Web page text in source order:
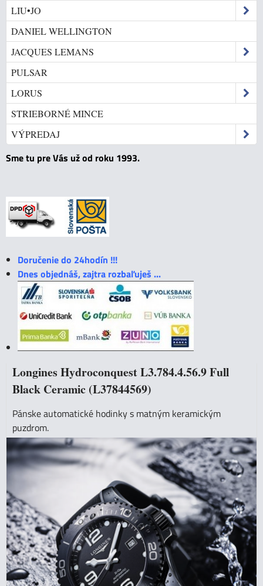
LIU•JO
DANIEL WELLINGTON
JACQUES LEMANS
PULSAR
LORUS
STRIEBORNÉ MINCE
VÝPREDAJ
Sme tu pre Vás už od roku 1993.
Doručenie do 24hodín !!!
Dnes objednáš, zajtra rozbaľuješ ...
Longines Hydroconquest L3.784.4.56.9 Full
Black Ceramic (L37844569)
Pánske automatické hodinky s matným keramickým
puzdrom.